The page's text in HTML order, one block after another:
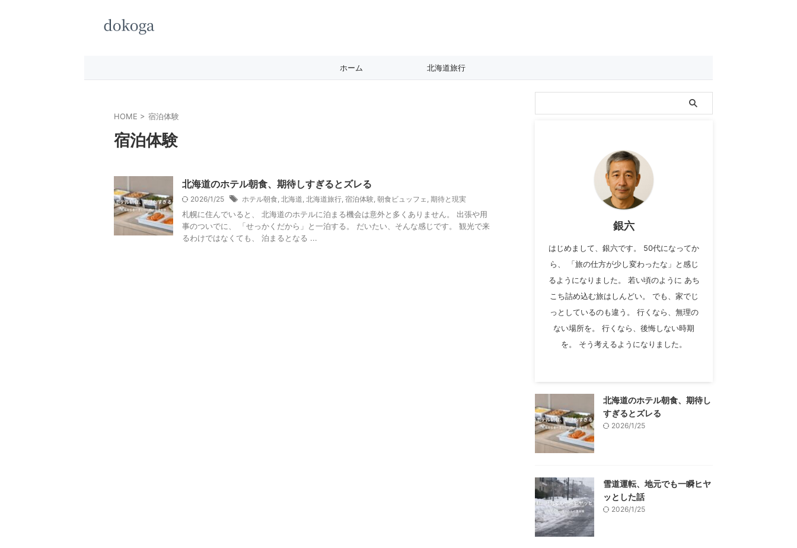
ホーム 北海道旅行
HOME > 宿泊体験
宿泊体験
北海道のホテル朝食、期待しすぎるとズレる
2026/1/25 ホテル朝食, 北海道, 北海道旅行, 宿泊体験, 朝食ビュッフェ, 期待と現実
札幌に住んでいると、 北海道のホテルに泊まる機会は意外と多くありません。 出張や用
事のついでに、 「せっかくだから」と一泊する。 だいたい、そんな感じです。 観光で来
るわけではなくても、 泊まるとなる ...
銀六
はじめまして、銀六です。 50代になってか
ら、 「旅の仕方が少し変わったな」と感じ
るようになりました。 若い頃のように あち
こち詰め込む旅はしんどい。 でも、家でじ
っとしているのも違う。 行くなら、無理の
ない場所を。 行くなら、後悔しない時期
を。 そう考えるようになりました。
北海道のホテル朝食、期待し
すぎるとズレる
2026/1/25
雪道運転、地元でも一瞬ヒヤ
ッとした話
2026/1/25